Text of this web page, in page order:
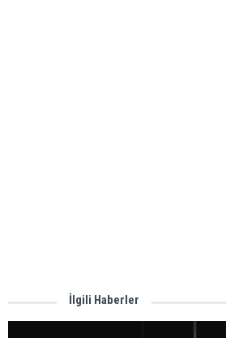
İlgili Haberler